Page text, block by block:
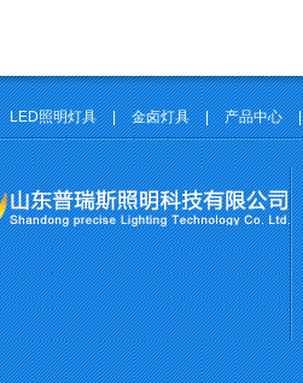
LED照明灯具 | 金卤灯具 | 产品中心 |